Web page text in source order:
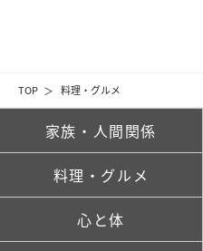
TOP 料理・グルメ
家族・人間関係
料理・グルメ
心と体